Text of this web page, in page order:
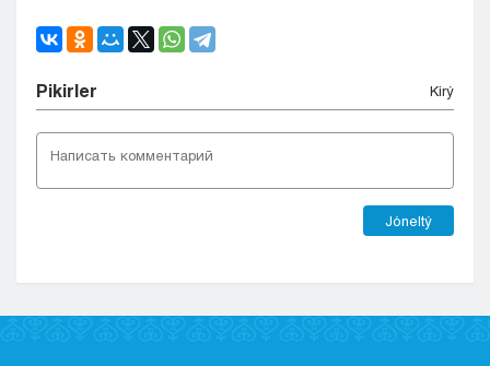
Pіkіrler Kіrý
Jóneltý